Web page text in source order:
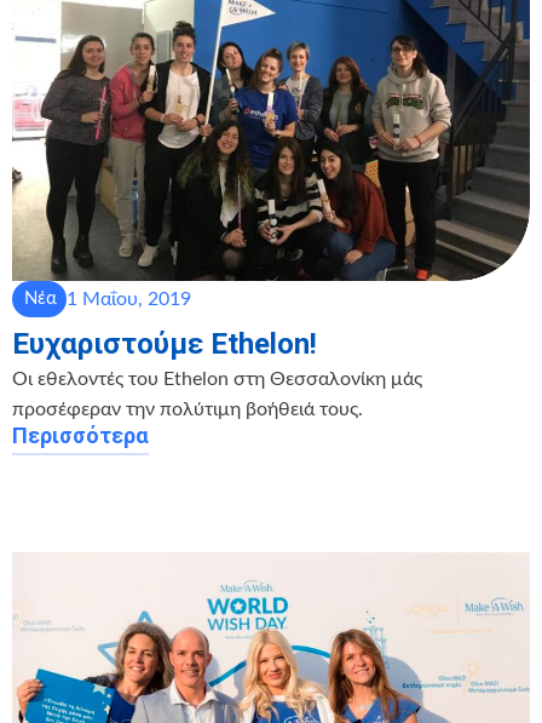
Νέα 1 Μαΐου, 2019
Ευχαριστούμε Ethelon!
Οι εθελοντές του Ethelon στη Θεσσαλονίκη μάς
προσέφεραν την πολύτιμη βοήθειά τους.
Περισσότερα